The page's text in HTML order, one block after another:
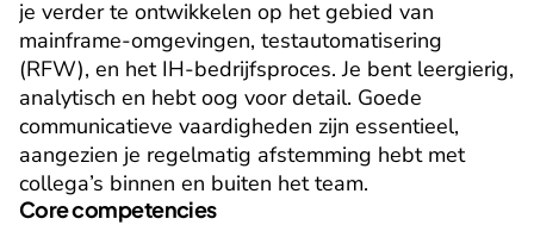
je verder te ontwikkelen op het gebied van
mainframe-omgevingen, testautomatisering
(RFW), en het IH-bedrijfsproces. Je bent leergierig,
analytisch en hebt oog voor detail. Goede
communicatieve vaardigheden zijn essentieel,
aangezien je regelmatig afstemming hebt met
collega’s binnen en buiten het team.
Core competencies